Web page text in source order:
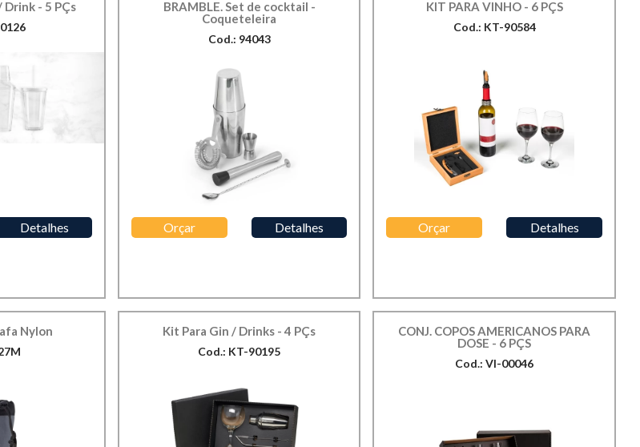
Drink - 5 PÇs
Detalhes
BRAMBLE. Set de cocktail -
Coqueteleira
Cod.: 94043
Orçar Detalhes
KIT PARA VINHO - 6 PÇS
Cod.: KT-90584
Orçar Detalhes
Nylon Kit Para Gin / Drinks - 4 PÇs
Cod.: KT-90195
CONJ. COPOS AMERICANOS PARA
DOSE - 6 PÇS
Cod.: VI-00046